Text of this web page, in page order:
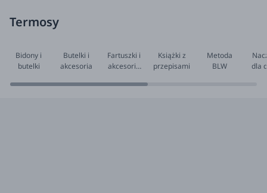
Termosy
Bidony i
butelki
Butelki i
akcesoria
Fartuszki i
akcesoria
gotowania
Książki z
przepisami
Metoda
BLW
dla